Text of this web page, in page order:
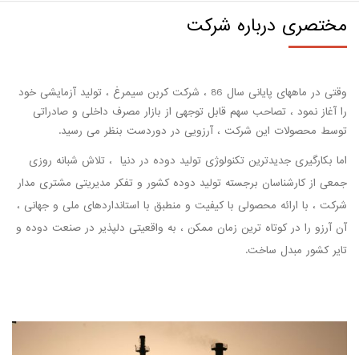
مختصری درباره شرکت
وقتی در ماههای پایانی سال 86 ، شرکت کربن سیمرغ ، تولید آزمایشی خود
را آغاز نمود ، تصاحب سهم قابل توجهی از بازار مصرف داخلی و صادراتی
توسط محصولات این شرکت ، آرزویی در دوردست بنظر می رسید.
اما بکارگیری جدیدترین تکنولوژی تولید دوده در دنیا ، تلاش شبانه روزی
جمعی از کارشناسان برجسته تولید دوده کشور و تفکر مدیریتی مشتری مدار
شرکت ، با ارائه محصولی با کیفیت و منطبق با استانداردهای ملی و جهانی ،
آن آرزو را در کوتاه ترین زمان ممکن ، به واقعیتی دلپذیر در صنعت دوده و
تایر کشور مبدل ساخت.